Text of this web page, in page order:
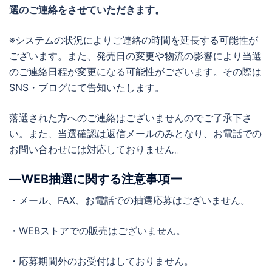
選のご連絡をさせていただきます。
※システムの状況によりご連絡の時間を延長する可能性が
ございます。また、発売日の変更や物流の影響により当選
のご連絡日程が変更になる可能性がございます。その際は
SNS・ブログにて告知いたします。
落選された方へのご連絡はございませんのでご了承下さ
い。また、当選確認は返信メールのみとなり、お電話での
お問い合わせには対応しておりません。
―WEB抽選に関する注意事項ー
・メール、FAX、お電話での抽選応募はございません。
・WEBストアでの販売はございません。
・応募期間外のお受付はしておりません。